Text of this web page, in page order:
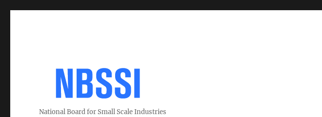
National Board for Small Scale Industries